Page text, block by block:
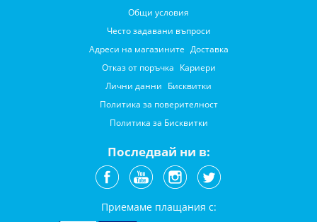
Общи условия
Често задавани въпроси
Адреси на магазините Доставка
Отказ от поръчка Кариери
Лични данни Бисквитки
Политика за поверителност
Политика за Бисквитки
Последвай ни в:
Приемаме плащания с: